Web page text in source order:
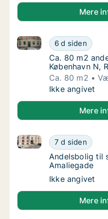
Mere
Ca. 80 m2
6 d siden
Ca. 80 m2 andelsbolig
Ca. 80 m2
Ca. 80 m2
København N,
Ca. 80 m2
Ca. 80 m2
Ikke angivet
Mere
Andelsbolig til
7 d siden
Andelsbolig til salg i
Andelsbolig til
Andelsbolig til
Amaliegade
Andelsbolig til
Ikke angivet
Mere